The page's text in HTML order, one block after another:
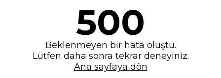
500
Beklenmeyen bir hata oluştu.
Lütfen daha sonra tekrar deneyiniz.
Ana sayfaya dön